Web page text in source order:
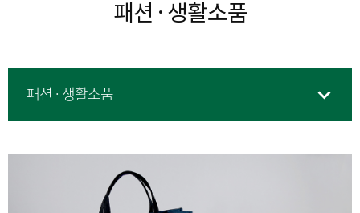
패션 · 생활소품
패션 · 생활소품